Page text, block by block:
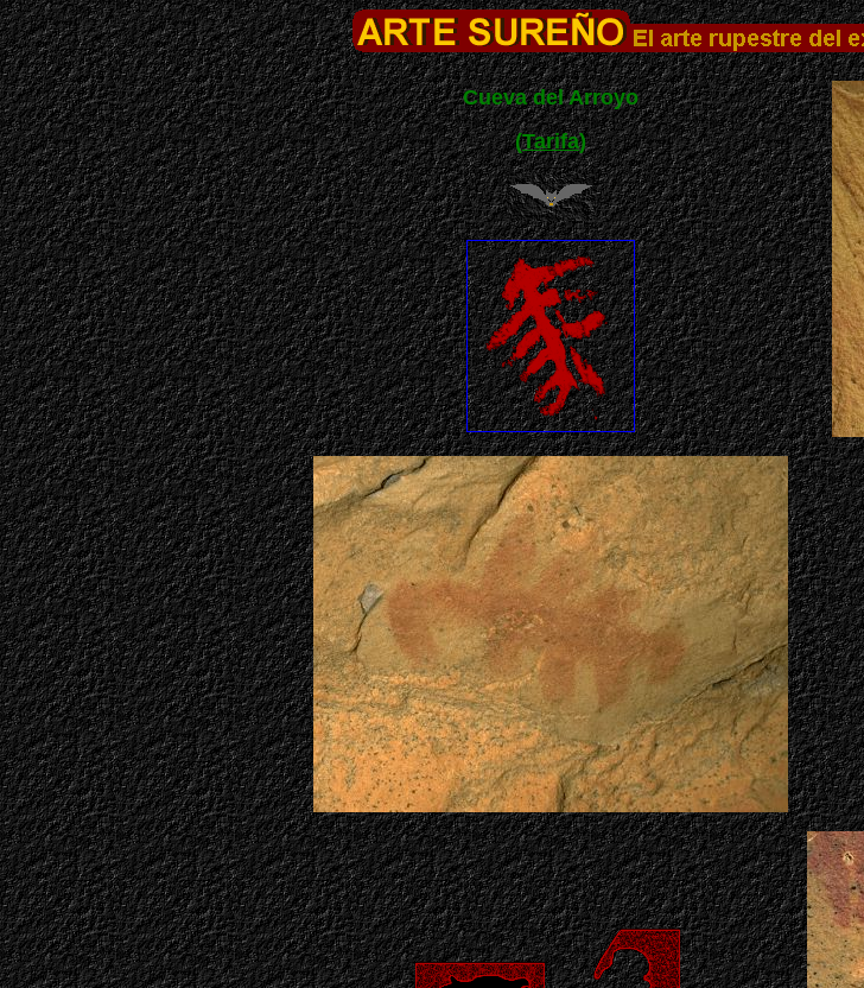
Cueva del Arroyo
(Tarifa)